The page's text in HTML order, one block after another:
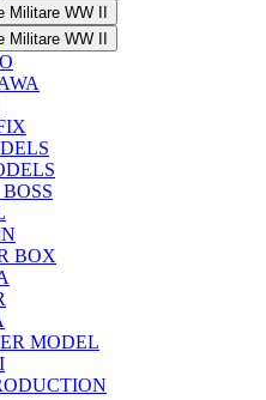
Militare WW II
Militare WW II
BOX
MODEL